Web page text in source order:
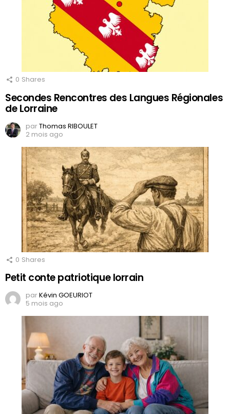
0 Shares
Secondes Rencontres des Langues Régionales
de Lorraine
parThomas RIBOULET
2 mois ago
0 Shares
Petit conte patriotique lorrain
parKévin GOEURIOT
5 mois ago